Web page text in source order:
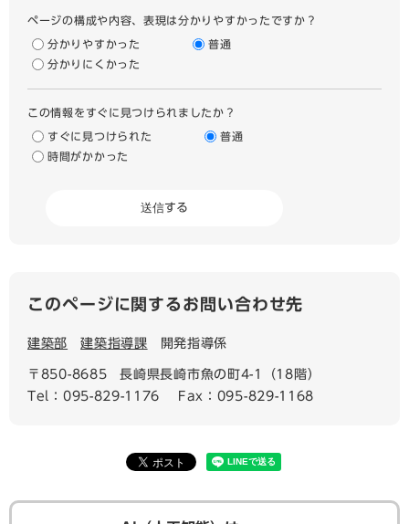
ページの構成や内容、表現は分かりやすかったですか？
分かりやすかった
普通
分かりにくかった
この情報をすぐに見つけられましたか？
すぐに見つけられた
普通
時間がかかった
このページに関するお問い合わせ先
建築部 建築指導課 開発指導係
〒850-8685
長崎県長崎市魚の町4-1（18階）
Tel：095-829-1176
Fax：095-829-1168